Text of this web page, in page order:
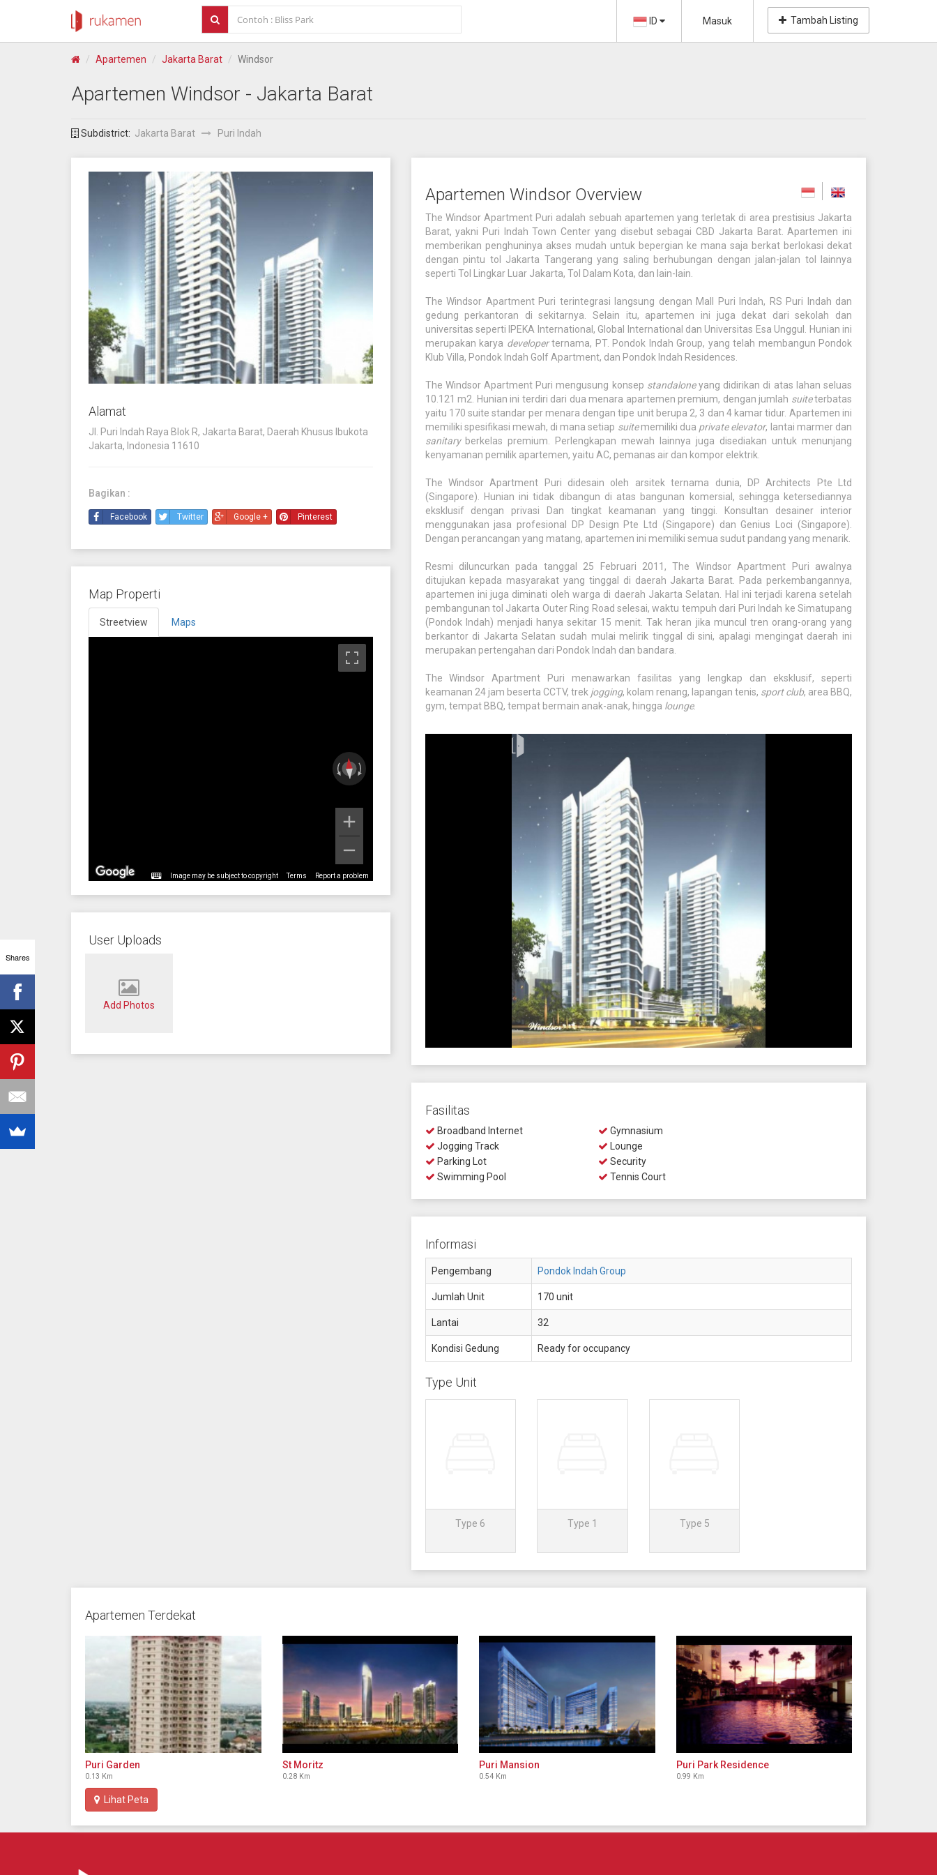
ID Masuk Tambah Listing
Apartemen Jakarta Barat Windsor
Apartemen Windsor - Jakarta Barat
Subdistrict: Jakarta Barat Puri Indah
Apartemen Windsor Overview
The Windsor Apartment Puri adalah sebuah apartemen yang terletak di area prestisius Jakarta
Barat, yakni Puri Indah Town Center yang disebut sebagai CBD Jakarta Barat. Apartemen ini
memberikan penghuninya akses mudah untuk bepergian ke mana saja berkat berlokasi dekat
dengan pintu tol Jakarta Tangerang yang saling berhubungan dengan jalan-jalan tol lainnya
seperti Tol Lingkar Luar Jakarta, Tol Dalam Kota, dan lain-lain.
The Windsor Apartment Puri terintegrasi langsung dengan Mall Puri Indah, RS Puri Indah dan
gedung perkantoran di sekitarnya. Selain itu, apartemen ini juga dekat dari sekolah dan
universitas seperti IPEKA International, Global International dan Universitas Esa Unggul. Hunian ini
merupakan karya developerternama, PT. Pondok Indah Group, yang telah membangun Pondok
Klub Villa, Pondok Indah Golf Apartment, dan Pondok Indah Residences.
The Windsor Apartment Puri mengusung konsep standaloneyang didirikan di atas lahan seluas
10.121 m2. Hunian ini terdiri dari dua menara apartemen premium, dengan jumlah suiteterbatas
yaitu 170 suite standar per menara dengan tipe unit berupa 2, 3 dan 4 kamar tidur. Apartemen ini
memiliki spesifikasi mewah, di mana setiap suitememiliki dua private elevator, lantai marmer dan
sanitaryberkelas premium. Perlengkapan mewah lainnya juga disediakan untuk menunjang
kenyamanan pemilik apartemen, yaitu AC, pemanas air dan kompor elektrik.
The Windsor Apartment Puri didesain oleh arsitek ternama dunia, DP Architects Pte Ltd
(Singapore). Hunian ini tidak dibangun di atas bangunan komersial, sehingga ketersediannya
eksklusif dengan privasi Dan tingkat keamanan yang tinggi. Konsultan desainer interior
menggunakan jasa profesional DP Design Pte Ltd (Singapore) dan Genius Loci (Singapore).
Dengan perancangan yang matang, apartemen ini memiliki semua sudut pandang yang menarik.
Resmi diluncurkan pada tanggal 25 Februari 2011, The Windsor Apartment Puri awalnya
ditujukan kepada masyarakat yang tinggal di daerah Jakarta Barat. Pada perkembangannya,
apartemen ini juga diminati oleh warga di daerah Jakarta Selatan. Hal ini terjadi karena setelah
pembangunan tol Jakarta Outer Ring Road selesai, waktu tempuh dari Puri Indah ke Simatupang
(Pondok Indah) menjadi hanya sekitar 15 menit. Tak heran jika muncul tren orang-orang yang
berkantor di Jakarta Selatan sudah mulai melirik tinggal di sini, apalagi mengingat daerah ini
merupakan pertengahan dari Pondok Indah dan bandara.
The Windsor Apartment Puri menawarkan fasilitas yang lengkap dan eksklusif, seperti
keamanan 24 jam beserta CCTV, trek jogging, kolam renang, lapangan tenis, sport club, area BBQ,
gym, tempat BBQ, tempat bermain anak-anak, hingga lounge.
Fasilitas
Broadband Internet
Gymnasium
Jogging Track
Lounge
Parking Lot
Security
Swimming Pool
Tennis Court
Informasi
Pengembang Pondok Indah Group
Jumlah Unit 170 unit
Lantai 32
Kondisi Gedung Ready for occupancy
Type Unit
Type 6 Type 1 Type 5
Alamat
Jl. Puri Indah Raya Blok R, Jakarta Barat, Daerah Khusus Ibukota
Jakarta, Indonesia 11610
Bagikan :
Facebook Twitter Google + Pinterest
Map Properti
Streetview Maps
Image may be subject to copyright Terms Report a problem
User Uploads
Add Photos
Apartemen Terdekat
Puri Garden
0.13 Km
St Moritz
0.28 Km
Puri Mansion
0.54 Km
Puri Park Residence
0.99 Km
Lihat Peta
Shares